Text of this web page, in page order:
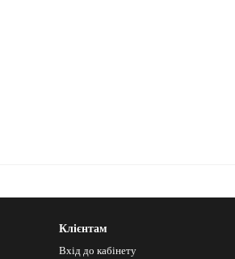
Клієнтам
Вхід до кабінету